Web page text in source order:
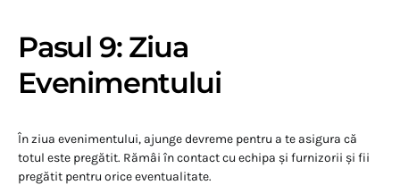
Pasul 9: Ziua
Evenimentului
În ziua evenimentului, ajunge devreme pentru a te asigura că
totul este pregătit. Rămâi în contact cu echipa și furnizorii și fii
pregătit pentru orice eventualitate.